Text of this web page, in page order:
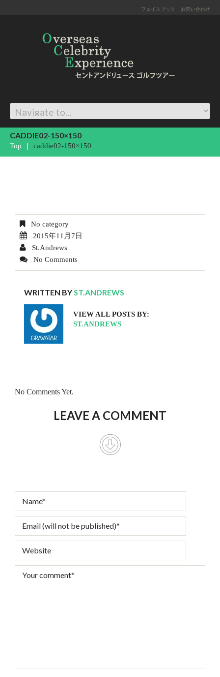
フェイスブック お問い合わせ
CADDIE02-150×150
Top caddie02-150×150
No category
2015年11月7日
St.Andrews
No Comments
WRITTEN BYST.ANDREWS
VIEW ALL POSTS BY:
ST.ANDREWS
No Comments Yet.
LEAVE A COMMENT